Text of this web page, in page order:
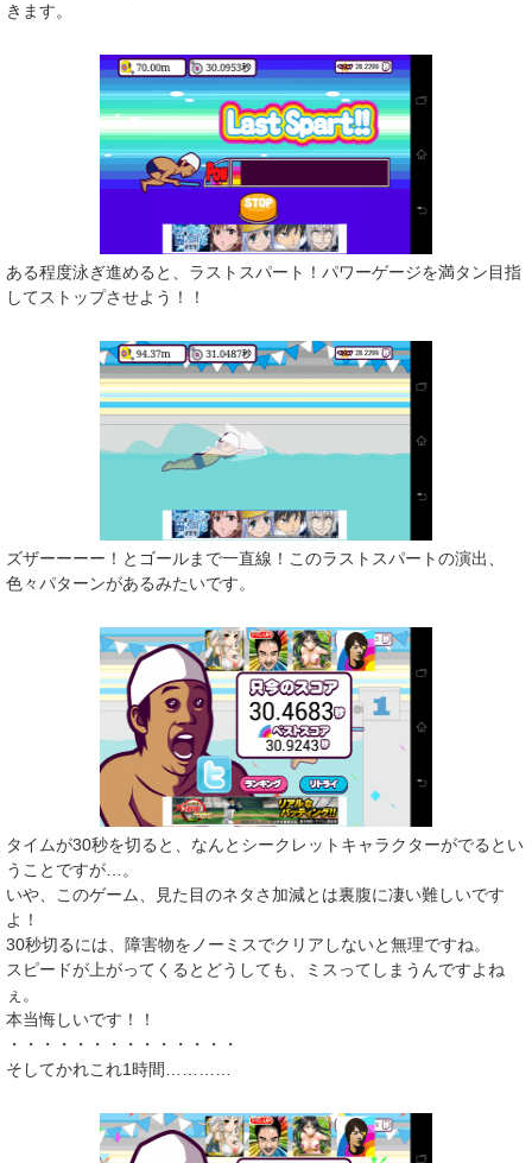
きます。
ある程度泳ぎ進めると、ラストスパート！パワーゲージを満タン目指
してストップさせよう！！
ズザーーーー！とゴールまで一直線！このラストスパートの演出、
色々パターンがあるみたいです。
タイムが30秒を切ると、なんとシークレットキャラクターがでるとい
うことですが…。
いや、このゲーム、見た目のネタさ加減とは裏腹に凄い難しいです
よ！
30秒切るには、障害物をノーミスでクリアしないと無理ですね。
スピードが上がってくるとどうしても、ミスってしまうんですよね
ぇ。
本当悔しいです！！
・・・・・・・・・・・・・・
そしてかれこれ1時間…………